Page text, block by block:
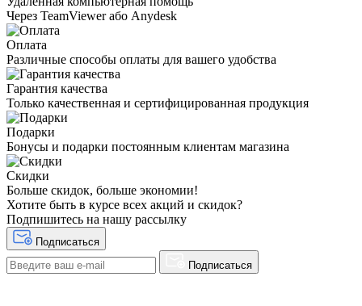
Через TeamViewer або Anydesk
Оплата
Различные способы оплаты для вашего удобства
Гарантия качества
Только качественная и сертифицированная продукция
Подарки
Бонусы и подарки постоянным клиентам магазина
Скидки
Больше скидок, больше экономии!
Хотите быть в курсе всех акций и скидок?
Подпишитесь на нашу рассылку
Подписаться
Подписаться